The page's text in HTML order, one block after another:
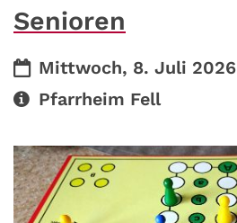
Senioren
Datum:
Mittwoch, 8. Juli 2026
Art bzw. Nummer:
Pfarrheim Fell